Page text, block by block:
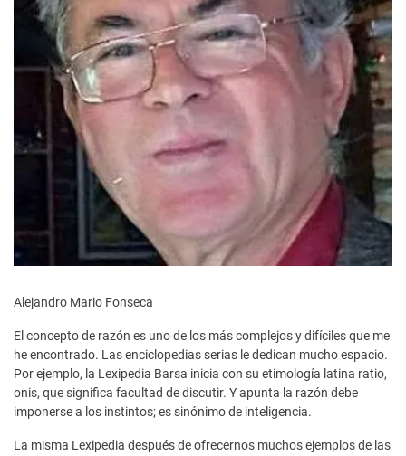
Alejandro Mario Fonseca
El concepto de razón es uno de los más complejos y difíciles que me
he encontrado. Las enciclopedias serias le dedican mucho espacio.
Por ejemplo, la Lexipedia Barsa inicia con su etimología latina ratio,
onis, que significa facultad de discutir. Y apunta la razón debe
imponerse a los instintos; es sinónimo de inteligencia.
La misma Lexipedia después de ofrecernos muchos ejemplos de las